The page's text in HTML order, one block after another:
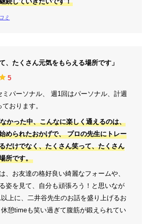
ミ
、たくさん元気をもらえる場所です」
5
ミパーソナル、 週1回はパーソナル、計週
おります。
かった中、こんなに楽しく通えるのは、
められたおかげで、 プロの先生にトレー
だけでなく、たくさん笑って、たくさん
所です。
、お友達の格好良い綺麗なフォームや、
姿を見て、自分も頑張ろう！と思いなが
上に、二井谷先生のお話を盛り上げるお
憩timeも笑い過ぎて腹筋が鍛えられてい